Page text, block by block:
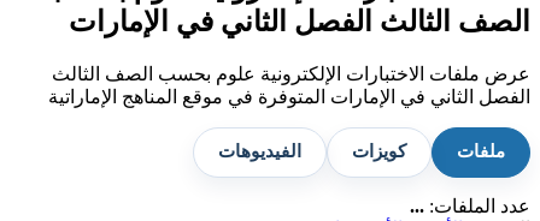
الصف الثالث الفصل الثاني في الإمارات
عرض ملفات الاختبارات الإلكترونية علوم بحسب الصف الثالث
الفصل الثاني في الإمارات المتوفرة في موقع المناهج الإماراتية
ملفات كويزات الفيديوهات
عدد الملفات: ...